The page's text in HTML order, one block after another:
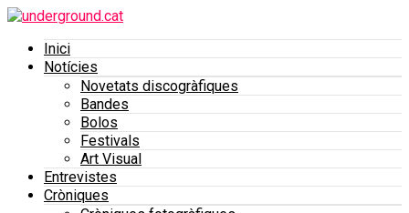
Inici
Notícies
Novetats discogràfiques
Bandes
Bolos
Festivals
Art Visual
Entrevistes
Cròniques